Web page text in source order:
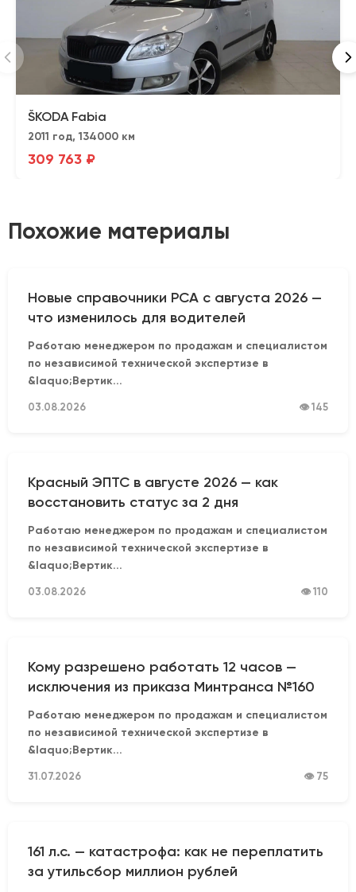
ŠKODA Fabia
2011 год, 134000 км
309 763 ₽
Похожие материалы
Новые справочники РСА с августа 2026 —
что изменилось для водителей
Работаю менеджером по продажам и специалистом
по независимой технической экспертизе в
&laquo;Вертик...
03.08.2026 👁 145
Красный ЭПТС в августе 2026 — как
восстановить статус за 2 дня
Работаю менеджером по продажам и специалистом
по независимой технической экспертизе в
&laquo;Вертик...
03.08.2026 👁 110
Кому разрешено работать 12 часов —
исключения из приказа Минтранса №160
Работаю менеджером по продажам и специалистом
по независимой технической экспертизе в
&laquo;Вертик...
31.07.2026 👁 75
161 л.с. — катастрофа: как не переплатить
за утильсбор миллион рублей